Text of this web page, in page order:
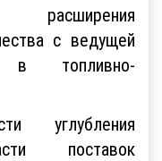
с ведущей
в топливно-
углубления
поставок